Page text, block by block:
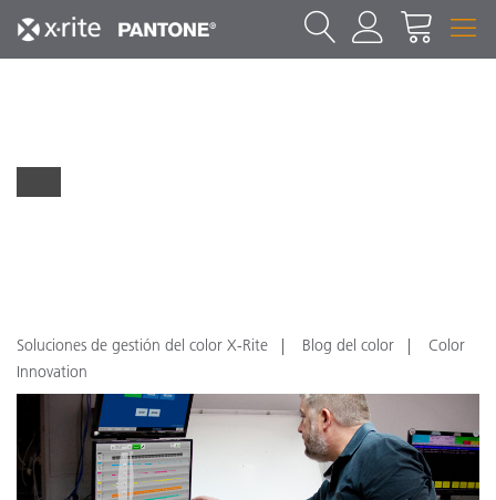
Soluciones de gestión del color X-Rite Blog del color
Color
Innovation